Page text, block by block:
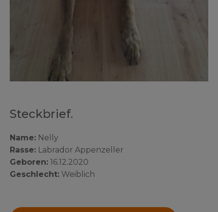
Steckbrief.
Name: Nelly
Rasse: Labrador Appenzeller
Geboren: 16.12.2020
Geschlecht: Weiblich